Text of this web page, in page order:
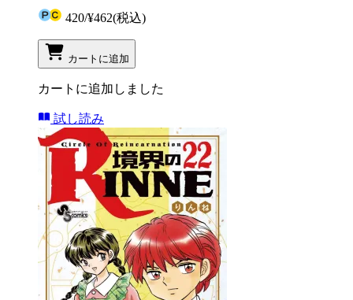
420/¥462(税込)
カートに追加
カートに追加しました
試し読み